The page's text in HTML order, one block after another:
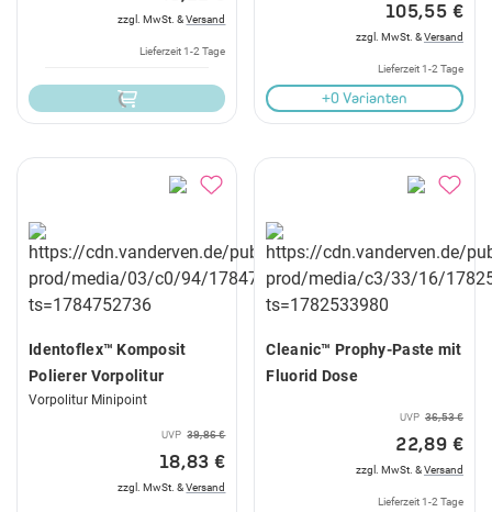
zzgl. MwSt. &Versand
Lieferzeit 1-2 Tage
105,55 €
zzgl. MwSt. &Versand
Lieferzeit 1-2 Tage
+0 Varianten
Identoflex™ Komposit
Polierer Vorpolitur
Vorpolitur Minipoint
UVP 39,86 €
18,83 €
zzgl. MwSt. &Versand
Cleanic™ Prophy-Paste mit
Fluorid Dose
UVP 36,53 €
22,89 €
zzgl. MwSt. &Versand
Lieferzeit 1-2 Tage